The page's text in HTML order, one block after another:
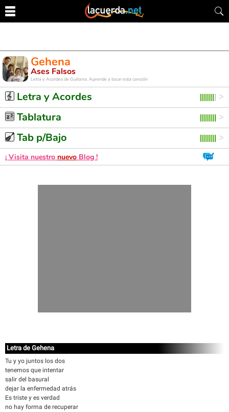
Gehena
Ases Falsos
Letra y Acordes de Guitarra. Aprende a tocar esta canción
Letra y Acordes
Tablatura
Tab p/Bajo
¡ Visita nuestro nuevo Blog !
Letra de Gehena
Tu y yo juntos los dos
tenemos que intentar
salir del basural
dejar la enfermedad atrás
Es triste y es verdad
no hay forma de recuperar